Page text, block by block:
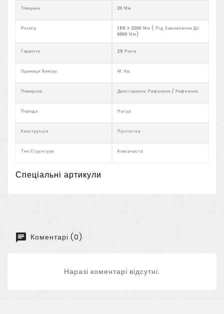
Товщина 20 Мм
Розмір
155 Х 2200 Мм ( Під Замовлення До
6000 Мм)
Гарантія 25 Років
Одиниця Виміру М. Кв.
Поверхня Двостороння: Рифлення / Рифлення
Порода Натур
Конструкція Пустотіла
Тип Структури Комірчаста
Спеціальні артикули
Коментарі (0)
Наразі коментарі відсутні.